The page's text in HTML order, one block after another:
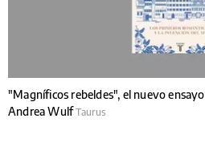
"Magníficos rebeldes", el nuevo
Andrea WulfTaurus